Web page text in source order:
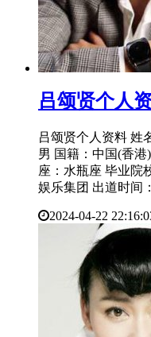
吕颂贤个人
吕颂贤个人资料 姓
男 国籍：中国(香港
座：水瓶座 毕业院
娱乐集团 出道时间
2024-04-22